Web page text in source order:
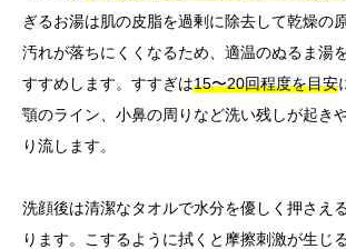
ぎるお湯は肌の皮脂を過剰に除去して乾燥の
汚れが落ちにくくなるため、適温のぬるま湯
すすめします。すすぎは15〜20回程度を目安
顎のライン、小鼻の周りなど洗い残しが起き
り流します。
洗顔後は清潔なタオルで水分を優しく押さえ
ります。こするように拭くと摩擦刺激が生じ